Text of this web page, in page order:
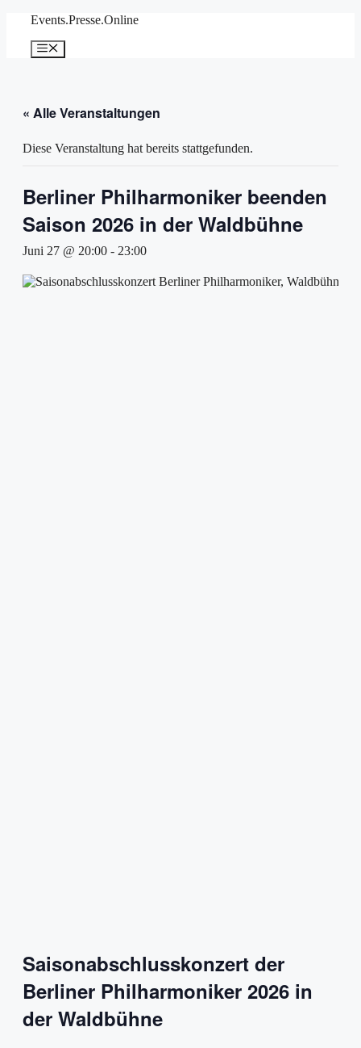
springen
Events.Presse.Online
Menü
« Alle Veranstaltungen
Diese Veranstaltung hat bereits stattgefunden.
Berliner Philharmoniker beenden
Saison 2026 in der Waldbühne
Juni 27 @ 20:00 - 23:00
Saisonabschlusskonzert der
Berliner Philharmoniker 2026 in
der Waldbühne